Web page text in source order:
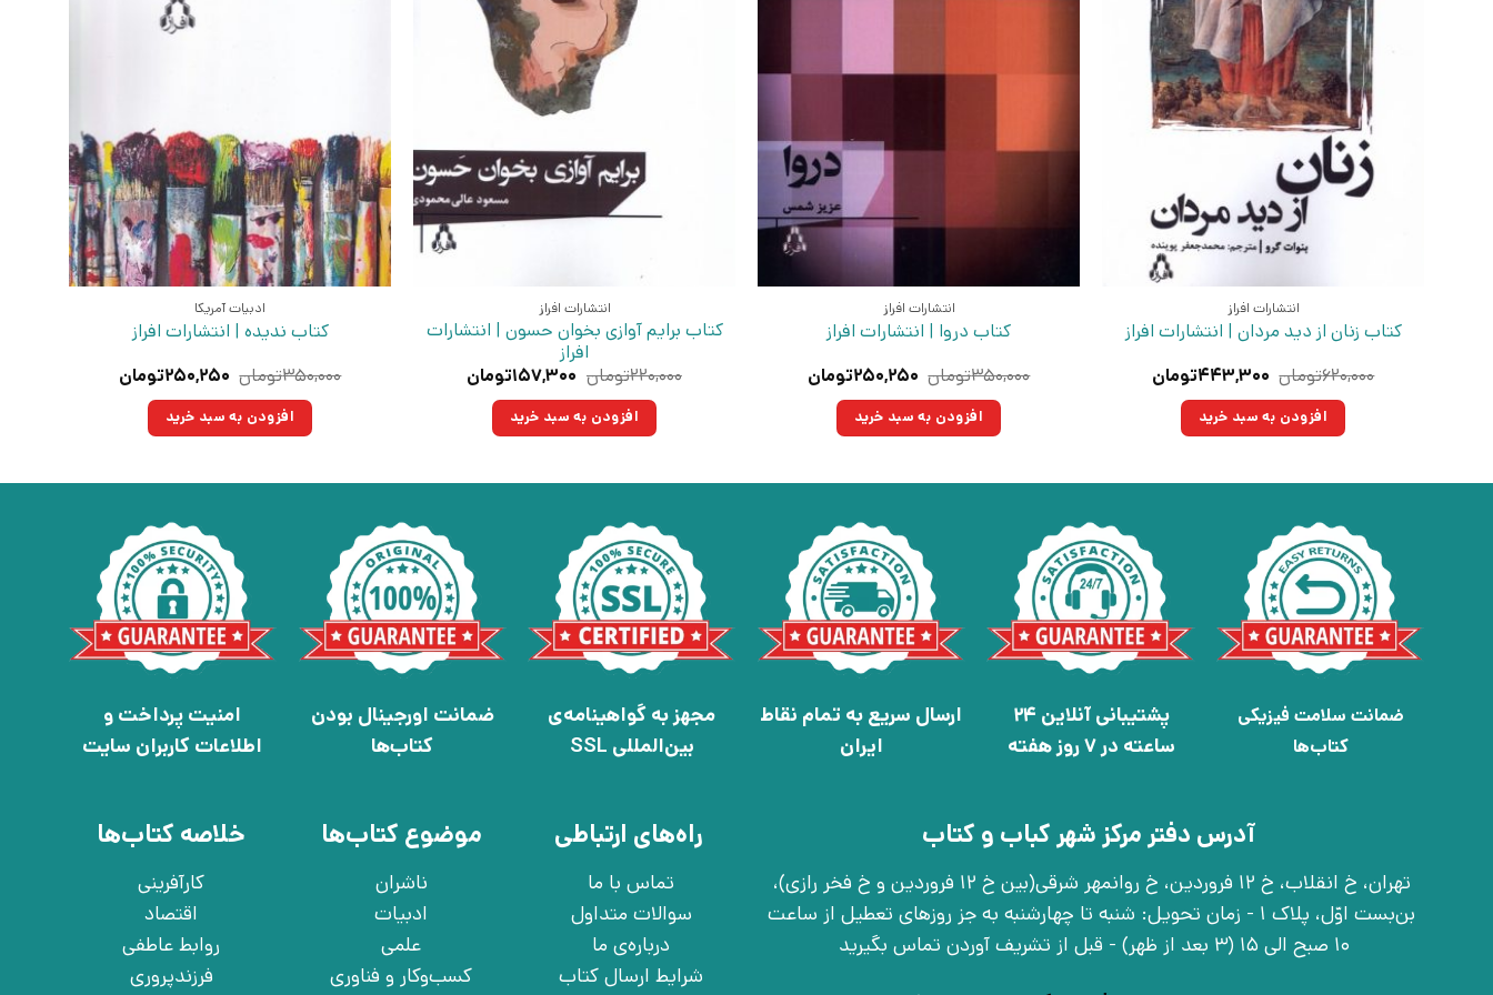
انتشارات افراز
کتاب زنان از دید مردان | انتشارات افراز
۶۲۰,۰۰۰تومان قیمت
۶۲۰,۰۰۰تومان
بود.
۴۴۳,۳۰۰تومان
افزودن به سبد خرید
انتشارات افراز
کتاب دروا | انتشارات افراز
۳۵۰,۰۰۰تومان قیمت
۳۵۰,۰۰۰تومان
بود.
۲۵۰,۲۵۰تومان
افزودن به سبد خرید
انتشارات افراز
کتاب برایم آوازی بخوان حسون | انتشارات
افراز
۲۲۰,۰۰۰تومان قیمت
۲۲۰,۰۰۰تومان
بود.
۱۵۷,۳۰۰تومانقیمت
افزودن به سبد خرید
ادبیات آمریکا
کتاب ندیده | انتشارات افراز
۳۵۰,۰۰۰تومان قیمت
۳۵۰,۰۰۰تومان
بود.
۲۵۰,۲۵۰تومان
افزودن به سبد خرید
ضمانت سلامت فیزیکی
کتاب‌ها
پشتیبانی آنلاین 24
ساعته در 7 روز هفته
ارسال سریع به تمام نقاط
ایران
مجهز به گواهینامه‌ی
بین‌المللی SSL
ضمانت اورجینال بودن
کتاب‌ها
امنیت پرداخت و
اطلاعات کاربران سایت
آدرس دفتر مرکز شهر کباب و کتاب
تهران، خ انقلاب، خ 12 فروردین، خ روانمهر شرقی(بین خ 12 فروردین و خ فخر رازی)،
بن‌بست اوّل، پلاک 1 - زمان تحویل: شنبه تا چهارشنبه به جز روزهای تعطیل از ساعت
10 صبح الی 15 (3 بعد از ظهر) - قبل از تشریف آوردن تماس بگیرید
راه‌های ارتباطی
تماس با ما
سوالات متداول
درباره‌ی ما
شرایط ارسال کتاب
موضوع کتاب‌ها
ناشران
ادبیات
علمی
کسب‌وکار و فناوری
خلاصه کتاب‌ها
کارآفرینی
اقتصاد
روابط عاطفی
فرزندپروری